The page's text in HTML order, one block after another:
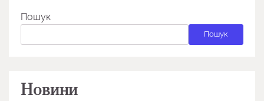
Пошук
Пошук
Новини